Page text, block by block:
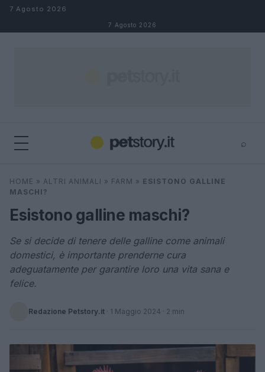
Salta al contenuto
7 Agosto 2026
7 Agosto 2026
⌕
Cerca ⌕
HOME » ALTRI ANIMALI » FARM » ESISTONO GALLINE
MASCHI?
Esistono galline maschi?
Se si decide di tenere delle galline come animali
domestici, è importante prenderne cura
adeguatamente per garantire loro una vita sana e
felice.
Redazione Petstory.it · 1 Maggio 2024 · 2 min